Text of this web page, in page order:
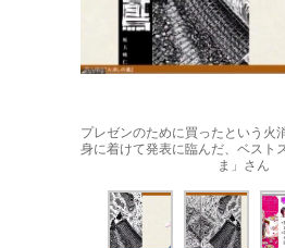
プレゼンのために買ったという火
身に着けて発表に臨んだ、ベスト
ま」さん